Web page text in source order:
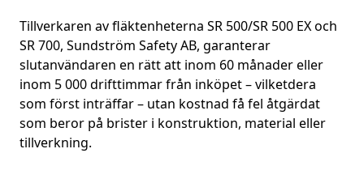
Tillverkaren av fläktenheterna SR 500/SR 500 EX och
SR 700, Sundström Safety AB, garanterar
slutanvändaren en rätt att inom 60 månader eller
inom 5 000 drifttimmar från inköpet – vilketdera
som först inträffar – utan kostnad få fel åtgärdat
som beror på brister i konstruktion, material eller
tillverkning.